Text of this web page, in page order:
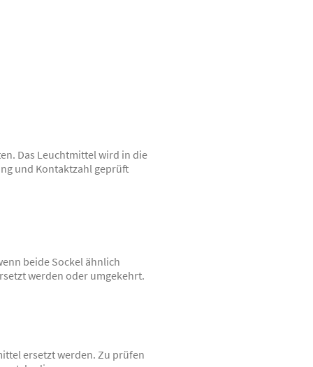
Das Leuchtmittel wird in die
und Kontaktzahl geprüft
beide Sockel ähnlich
werden oder umgekehrt.
ersetzt werden. Zu prüfen